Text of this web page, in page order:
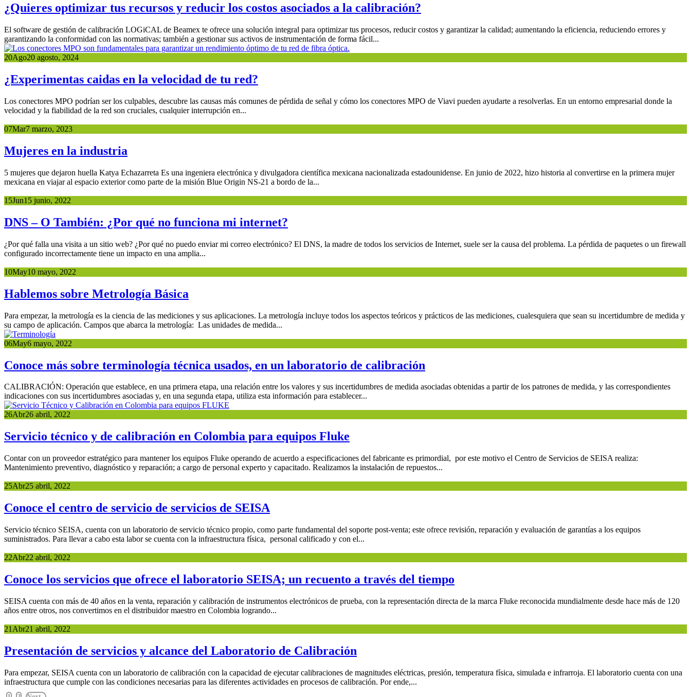
¿Quieres optimizar tus recursos y reducir los costos asociados a la calibración?
El software de gestión de calibración LOGiCAL de Beamex te ofrece una solución integral para optimizar tus procesos, reducir costos y garantizar la calidad; aumentando la eficiencia, reduciendo errores y
garantizando la conformidad con las normativas; también a gestionar sus activos de instrumentación de forma fácil...
20Ago20 agosto, 2024
¿Experimentas caidas en la velocidad de tu red?
Los conectores MPO podrían ser los culpables, descubre las causas más comunes de pérdida de señal y cómo los conectores MPO de Viavi pueden ayudarte a resolverlas. En un entorno empresarial donde la
velocidad y la fiabilidad de la red son cruciales, cualquier interrupción en...
07Mar7 marzo, 2023
Mujeres en la industria
5 mujeres que dejaron huella Katya Echazarreta Es una ingeniera electrónica y divulgadora científica mexicana nacionalizada estadounidense. En junio de 2022, hizo historia al convertirse en la primera mujer
mexicana en viajar al espacio exterior como parte de la misión Blue Origin NS-21 a bordo de la...
15Jun15 junio, 2022
DNS – O También: ¿Por qué no funciona mi internet?
¿Por qué falla una visita a un sitio web? ¿Por qué no puedo enviar mi correo electrónico? El DNS, la madre de todos los servicios de Internet, suele ser la causa del problema. La pérdida de paquetes o un firewall
configurado incorrectamente tiene un impacto en una amplia...
10May10 mayo, 2022
Hablemos sobre Metrología Básica
Para empezar, la metrología es la ciencia de las mediciones y sus aplicaciones. La metrología incluye todos los aspectos teóricos y prácticos de las mediciones, cualesquiera que sean su incertidumbre de medida y
su campo de aplicación. Campos que abarca la metrología: Las unidades de medida...
06May6 mayo, 2022
Conoce más sobre terminología técnica usados, en un laboratorio de calibración
CALIBRACIÓN: Operación que establece, en una primera etapa, una relación entre los valores y sus incertidumbres de medida asociadas obtenidas a partir de los patrones de medida, y las correspondientes
indicaciones con sus incertidumbres asociadas y, en una segunda etapa, utiliza esta información para establecer...
26Abr26 abril, 2022
Servicio técnico y de calibración en Colombia para equipos Fluke
Contar con un proveedor estratégico para mantener los equipos Fluke operando de acuerdo a especificaciones del fabricante es primordial, por este motivo el Centro de Servicios de SEISA realiza:
Mantenimiento preventivo, diagnóstico y reparación; a cargo de personal experto y capacitado. Realizamos la instalación de repuestos...
25Abr25 abril, 2022
Conoce el centro de servicio de servicios de SEISA
Servicio técnico SEISA, cuenta con un laboratorio de servicio técnico propio, como parte fundamental del soporte post-venta; este ofrece revisión, reparación y evaluación de garantías a los equipos
suministrados. Para llevar a cabo esta labor se cuenta con la infraestructura física, personal calificado y con el...
22Abr22 abril, 2022
Conoce los servicios que ofrece el laboratorio SEISA; un recuento a través del tiempo
SEISA cuenta con más de 40 años en la venta, reparación y calibración de instrumentos electrónicos de prueba, con la representación directa de la marca Fluke reconocida mundialmente desde hace más de 120
años entre otros, nos convertimos en el distribuidor maestro en Colombia logrando...
21 Abr21 abril, 2022
Presentación de servicios y alcance del Laboratorio de Calibración
Para empezar, SEISA cuenta con un laboratorio de calibración con la capacidad de ejecutar calibraciones de magnitudes eléctricas, presión, temperatura física, simulada e infrarroja. El laboratorio cuenta con una
infraestructura que cumple con las condiciones necesarias para las diferentes actividades en procesos de calibración. Por ende,...